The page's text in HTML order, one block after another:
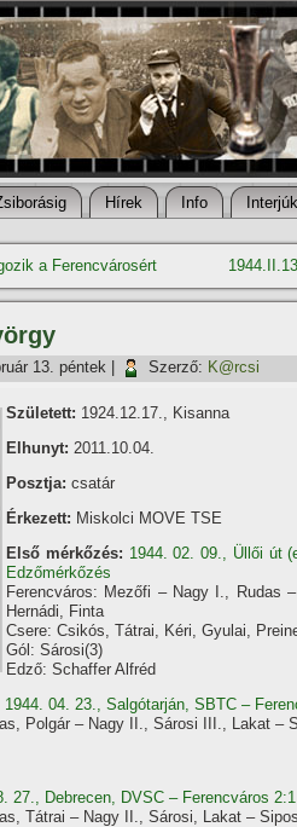
Hí­rek Info Interjúk
a Ferencvárosért
13. péntek Szerző: K@rcsi
Született: 1924.12.17., Kisanna
Elhunyt: 2011.10.04.
Posztja: csatár
Érkezett: Miskolci MOVE TSE
Első mérkőzés: 1944. 02. 09., Üllői út
Edzőmérkőzés
Ferencváros: Mezőfi – Nagy I., Rudas
Hernádi, Finta
Csere: Csikós, Tátrai, Kéri, Gyulai,
Gól: Sárosi(3)
Edző: Schaffer Alfréd
1944. 04. 23., Salgótarján, SBTC –
Polgár – Nagy II., Sárosi III., Lakat –
27., Debrecen, DVSC – Ferencváros
Tátrai – Nagy II., Sárosi, Lakat –